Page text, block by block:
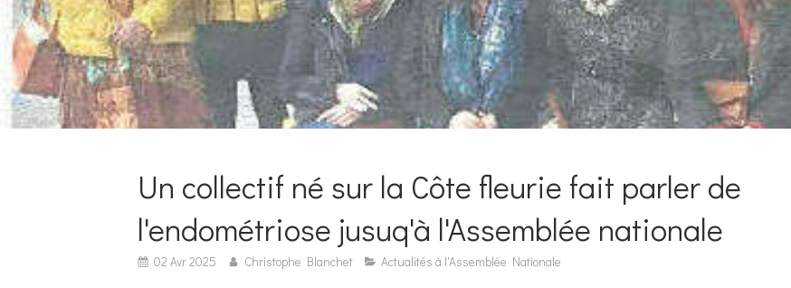
Un collectif né sur la Côte fleurie fait parler de
l'endométriose jusuq'à l'Assemblée nationale
02 Avr 2025 Christophe Blanchet Actualités à l'Assemblée Nationale